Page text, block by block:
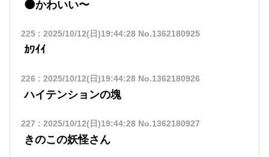
🌑かわいい〜
225: 2025/10/12(日)19:44:28No.1362180925
ｶﾜｲｲ
226 : 2025/10/12(日)19:44:28No.1362180926
ハイテンションの塊
227 : 2025/10/12(日)19:44:28No.1362180927
きのこの妖怪さん